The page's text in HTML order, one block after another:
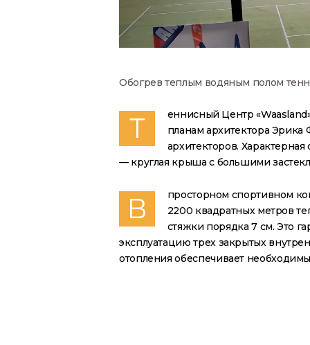
Обогрев теплым водяным полом
Т
еннисный Центр
планам архитектора
архитекторов.
— круглая крыша с большими
В
просторном спортивном
2200 квадратных метров
стяжки порядка 7 см. Это
эксплуатацию трех закрытых
отопления обеспечивает